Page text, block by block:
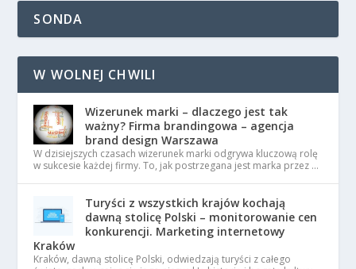
SONDA
W WOLNEJ CHWILI
Wizerunek marki – dlaczego jest tak
ważny? Firma brandingowa – agencja
brand design Warszawa
W dzisiejszych czasach wizerunek marki odgrywa kluczową rolę
w sukcesie każdej firmy. To, jak postrzegana jest marka przez …
Turyści z wszystkich krajów kochają
dawną stolicę Polski – monitorowanie cen
konkurencji. Marketing internetowy
Kraków
Kraków, dawną stolicę Polski, odwiedzają turyści z całego